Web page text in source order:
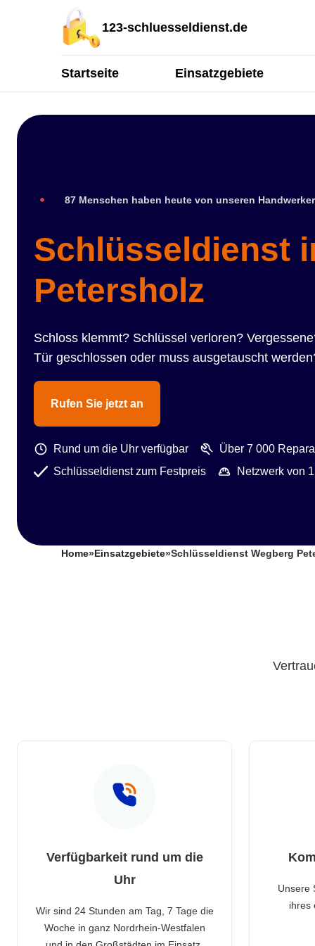
123-schluesseldienst.de
Startseite Einsatzgebiete
87 Menschen haben heute von unseren
Schlüsseldienst
Petersholz
Schloss klemmt? Schlüssel verloren?
Tür geschlossen oder muss ausgetauscht
Rufen Sie jetzt an
Rund um die Uhr verfügbar
Über 7 000
Schlüsseldienst zum Festpreis
Netzwerk von
Home» Einsatzgebiete»Schlüsseldienst Wegberg
Verfügbarkeit rund um die
Uhr
Wir sind 24 Stunden am Tag, 7 Tage die
Woche in ganz Nordrhein-Westfalen
Unsere
ihres